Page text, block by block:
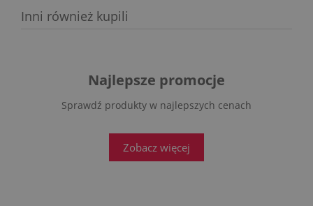
Inni również kupili
Najlepsze promocje
Sprawdź produkty w najlepszych cenach
Zobacz więcej